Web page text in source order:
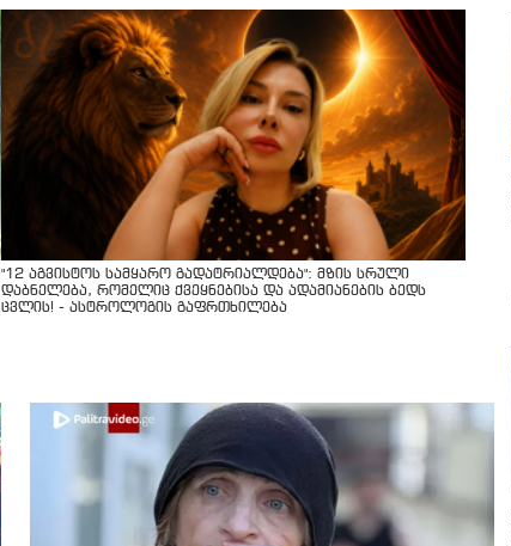
"12 აგვისტოს სამყარო გადატრიალდება": მზის სრული
დაბნელება, რომელიც ქვეყნებისა და ადამიანების ბედს
ცვლის! - ასტროლოგის გაფრთხილება